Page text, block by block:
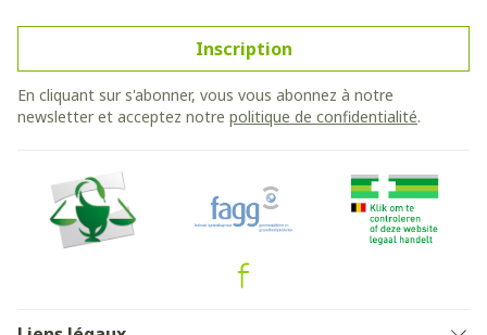
Inscription
En cliquant sur s'abonner, vous vous abonnez à notre
newsletter et acceptez notre politique de confidentialité.